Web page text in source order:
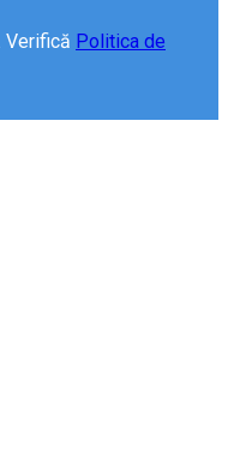
Politica de